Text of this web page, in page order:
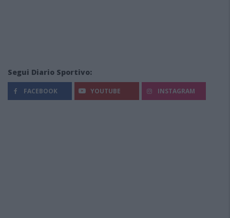
Segui Diario Sportivo:
FACEBOOK YOUTUBE INSTAGRAM